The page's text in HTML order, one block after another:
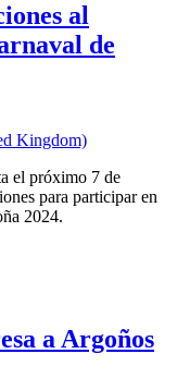
al
de
el próximo 7 de
para participar en
2024.
a Argoños